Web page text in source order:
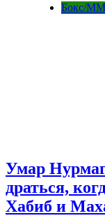
Бокс/
Умар
драться,
Хабиб и